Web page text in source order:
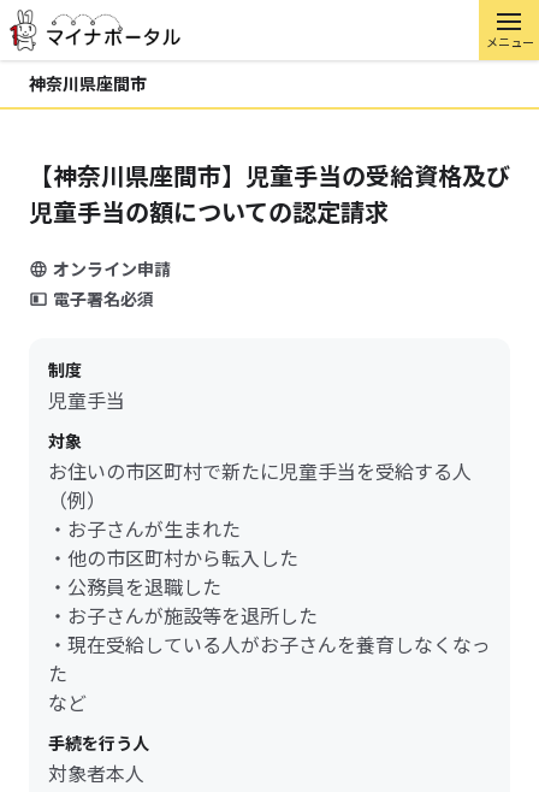
メニュー
神奈川県座間市
【神奈川県座間市】児童手当の受給資格及び
児童手当の額についての認定請求
オンライン申請
電子署名必須
制度
児童手当
対象
お住いの市区町村で新たに児童手当を受給する人
（例）
・お子さんが生まれた
・他の市区町村から転入した
・公務員を退職した
・お子さんが施設等を退所した
・現在受給している人がお子さんを養育しなくなっ
た
など
手続を行う人
対象者本人